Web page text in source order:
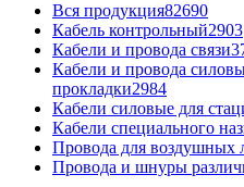
Вся продукция82690
Кабель контрольный2903
Кабели и провода связи
Кабели и провода
прокладки2984
Кабели силовые для
Кабели специального
Провода для воздушных
Провода и шнуры